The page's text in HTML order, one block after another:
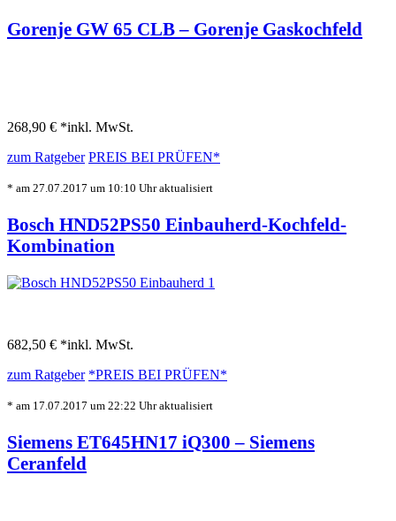
Gorenje GW 65 CLB – Gorenje Gaskochfeld
268,90 € *inkl. MwSt.
zum Ratgeber PREIS BEI PRÜFEN*
* am 27.07.2017 um 10:10 Uhr aktualisiert
Bosch HND52PS50 Einbauherd-Kochfeld-
Kombination
682,50 € *inkl. MwSt.
zum Ratgeber *PREIS BEI PRÜFEN*
* am 17.07.2017 um 22:22 Uhr aktualisiert
Siemens ET645HN17 iQ300 – Siemens
Ceranfeld